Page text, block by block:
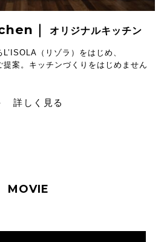
｜ オリジナルキッチン
（リゾラ）をはじめ、
案。キッチンづくりをはじめません
詳しく見る
MOVIE